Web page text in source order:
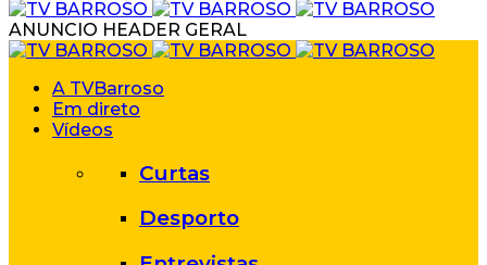
ANUNCIO HEADER GERAL
A TVBarroso
Em direto
Vídeos
Curtas
Desporto